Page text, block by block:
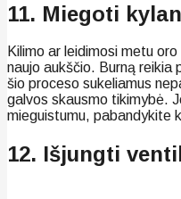
11. Miegoti
Kilimo ar leidimosi metu
naujo aukščio. Burną reikia
šio proceso sukeliamus
galvos skausmo tikimybė.
mieguistumu, pabandykite
12. Išjungti